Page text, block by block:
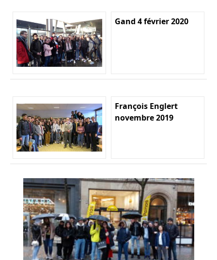
Gand 4 février 2020
François Englert
novembre 2019